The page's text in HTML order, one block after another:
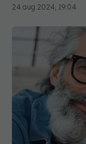
24 aug 2024, 19:04